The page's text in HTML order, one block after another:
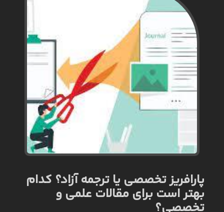
پارافریز تخصصی یا ترجمه آزاد؟ کدام
بهتر است برای مقالات علمی و
تخصصی؟